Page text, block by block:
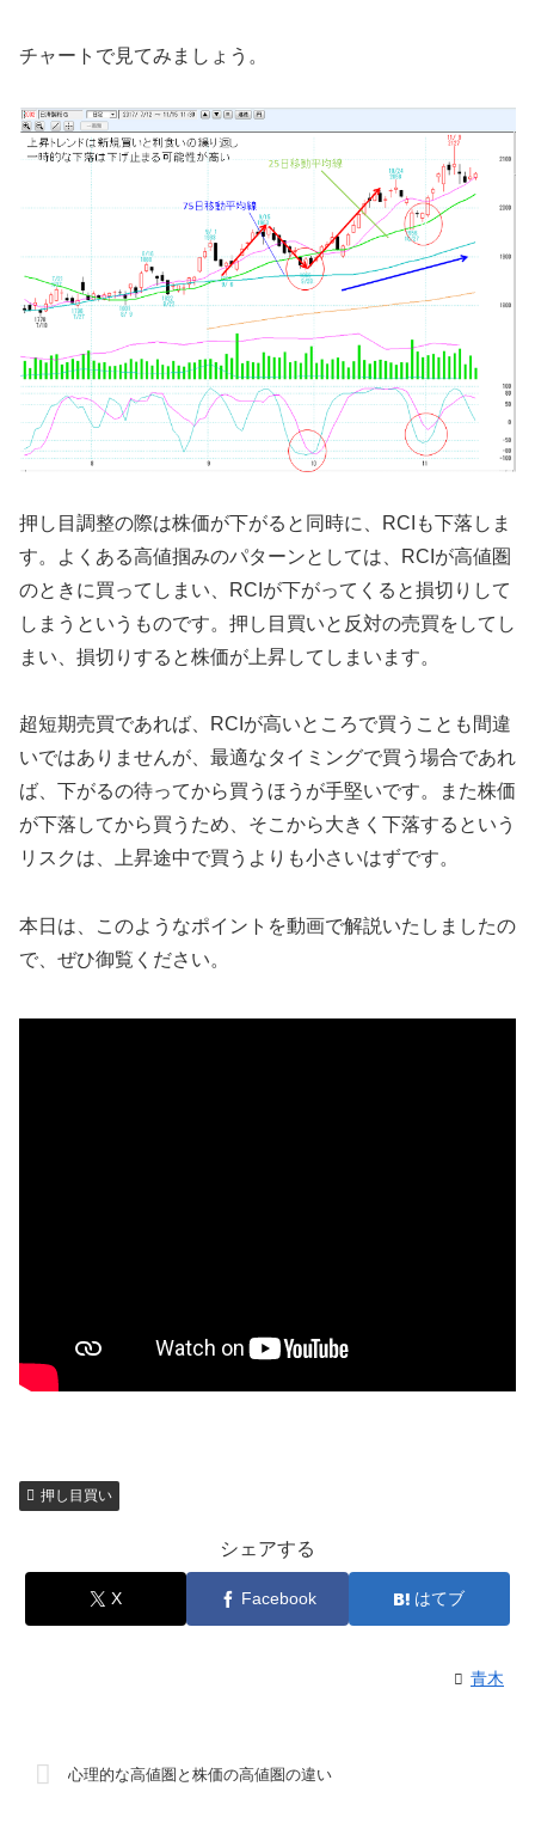
チャートで見てみましょう。
押し目調整の際は株価が下がると同時に、RCIも下落しま
す。よくある高値掴みのパターンとしては、RCIが高値圏
のときに買ってしまい、RCIが下がってくると損切りして
しまうというものです。押し目買いと反対の売買をしてし
まい、損切りすると株価が上昇してしまいます。
超短期売買であれば、RCIが高いところで買うことも間違
いではありませんが、最適なタイミングで買う場合であれ
ば、下がるの待ってから買うほうが手堅いです。また株価
が下落してから買うため、そこから大きく下落するという
リスクは、上昇途中で買うよりも小さいはずです。
本日は、このようなポイントを動画で解説いたしましたの
で、ぜひ御覧ください。
押し目買い
シェアする
X Facebook はてブ
青木
心理的な高値圏と株価の高値圏の違い